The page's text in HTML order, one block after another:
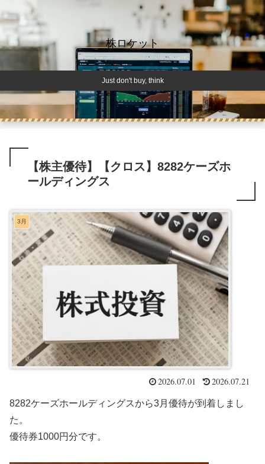
株ロケット
Just don't buy, think
【株主優待】【クロス】8282ケーズホ
ールディングス
3月
2026.07.01 2026.07.21
8282ケーズホールディングスから3月優待が到着しまし
た。
優待券1000円分です。